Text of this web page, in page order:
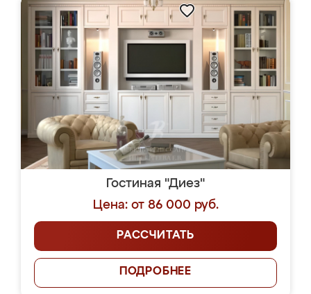
Гостиная "Диез"
Цена: от 86 000 руб.
РАССЧИТАТЬ
ПОДРОБНЕЕ